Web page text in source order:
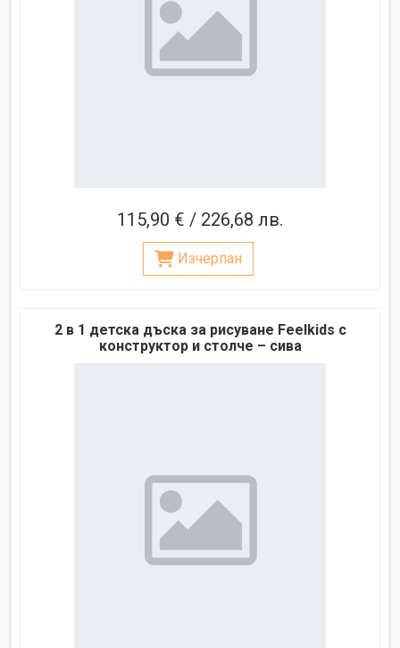
115,90 € / 226,68 лв.
Изчерпан
2 в 1 детска дъска за рисуване Feelkids с
конструктор и столче – сива